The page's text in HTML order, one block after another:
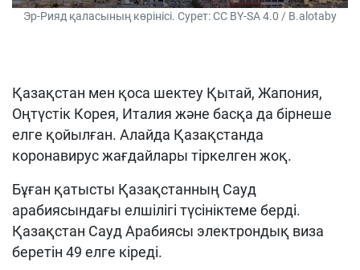
Эр-Рияд қаласының көрінісі. Сурет: CC BY-SA 4.0 / B.alotaby
Қазақстан мен қоса шектеу Қытай, Жапония,
Оңтүстік Корея, Италия және басқа да бірнеше
елге қойылған. Алайда Қазақстанда
коронавирус жағдайлары тіркелген жоқ.
Бұған қатысты Қазақстанның Сауд
арабиясындағы елшілігі түсініктеме берді.
Қазақстан Сауд Арабиясы электрондық виза
беретін 49 елге кіреді.